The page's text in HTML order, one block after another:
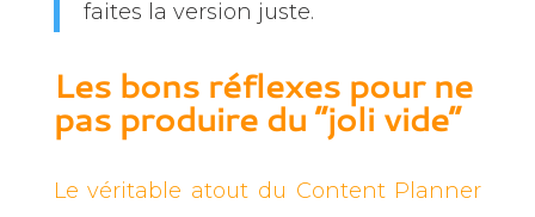
faites la version juste.
Les bons réflexes pour ne
pas produire du “joli vide”
Le véritable atout du Content Planner